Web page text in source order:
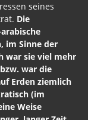
seines
Die
im Sinne der
war sie viel mehr
war die
Erden ziemlich
(im
Weise